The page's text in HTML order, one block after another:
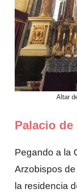
Altar
Palacio
Pegando a la
Arzobispos
la residencia